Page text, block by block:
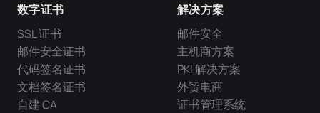
数字证书
SSL 证书
邮件安全证书
代码签名证书
文档签名证书
自建 CA
解决方案
邮件安全
主机商方案
PKI 解决方案
外贸电商
证书管理系统